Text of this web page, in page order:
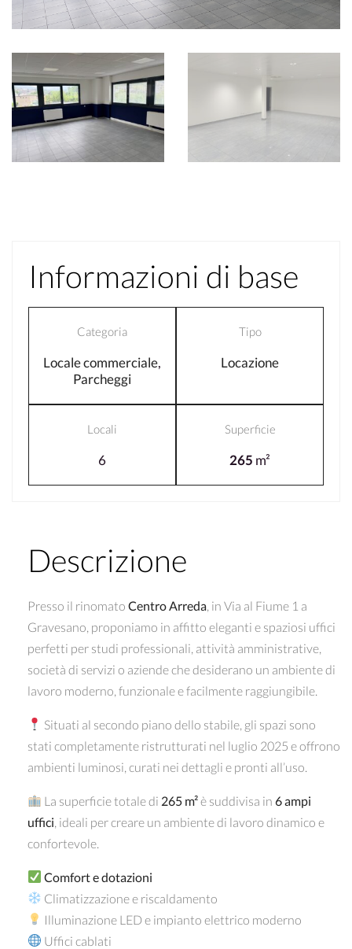
Informazioni di base
Categoria
Locale commerciale,
Parcheggi
Tipo
Locazione
Locali
6
Superficie
265 m²
Descrizione
Presso il rinomato Centro Arreda , in Via al Fiume 1 a
Gravesano, proponiamo in affitto eleganti e spaziosi uffici
perfetti per studi professionali, attività amministrative,
società di servizi o aziende che desiderano un ambiente di
lavoro moderno, funzionale e facilmente raggiungibile.
Situati al secondo piano dello stabile, gli spazi sono
stati completamente ristrutturati nel luglio 2025 e offrono
ambienti luminosi, curati nei dettagli e pronti all’uso.
La superficie totale di 265 m²è suddivisa in6 ampi
uffici , ideali per creare un ambiente di lavoro dinamico e
confortevole.
Comfort e dotazioni
Climatizzazione e riscaldamento
Illuminazione LED e impianto elettrico moderno
Uffici cablati